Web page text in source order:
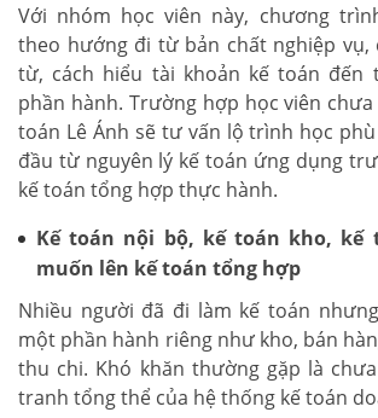
Với nhóm học viên này, chương
theo hướng đi từ bản chất nghiệp vụ,
từ, cách hiểu tài khoản kế toán đến
phần hành. Trường hợp học viên
toán Lê Ánh sẽ tư vấn lộ trình học
đầu từ nguyên lý kế toán ứng dụng
kế toán tổng hợp thực hành.
Kế toán nội bộ, kế toán kho, kế
muốn lên kế toán tổng hợp
Nhiều người đã đi làm kế toán
một phần hành riêng như kho, bán
thu chi. Khó khăn thường gặp là
tranh tổng thể của hệ thống kế toán